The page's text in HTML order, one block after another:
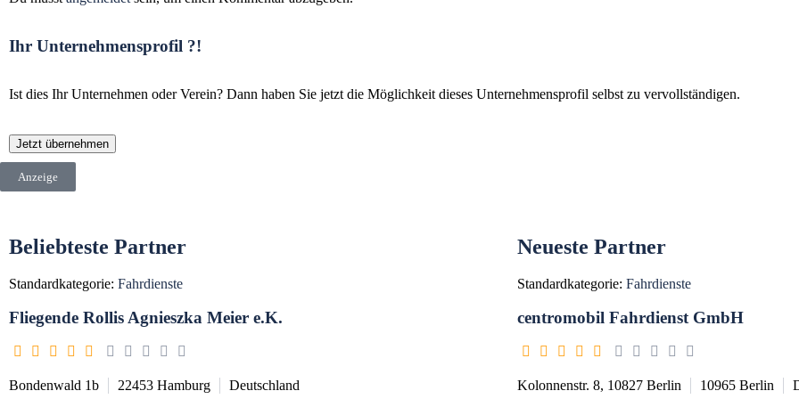
Ihr Unternehmensprofil ?!
Ist dies Ihr Unternehmen oder Verein? Dann haben Sie jetzt die Möglichkeit dieses Unternehmensprofil selbst zu vervollständigen.
Jetzt übernehmen
Anzeige
Beliebteste Partner
Standardkategorie: Fahrdienste
Fliegende Rollis Agnieszka Meier e.K.
Bondenwald 1b 22453 Hamburg Deutschland
Neueste Partner
Standardkategorie: Fahrdienste
centromobil Fahrdienst GmbH
Kolonnenstr. 8, 10827 Berlin 10965 Berlin